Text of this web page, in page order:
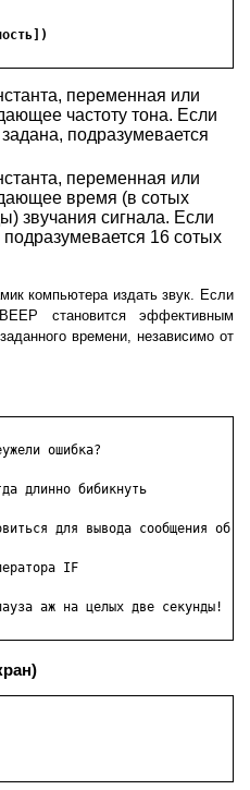
переменная или
частоту тона. Если
подразумевается
переменная или
время (в сотых
звучания сигнала. Если
подразумевается 16 сотых
компьютера издать звук. Если
становится эффективным
времени, независимо от
ошибка?
длинно бибикнуть
для вывода сообщения об
IF
аж на целых две секунды!